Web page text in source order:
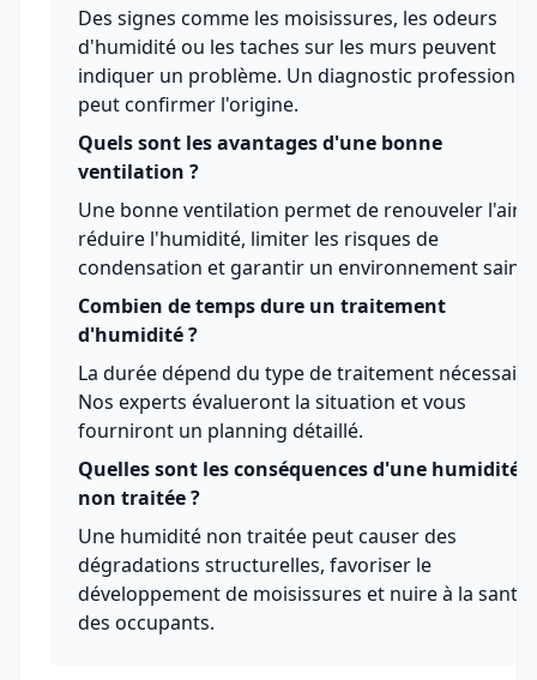
Des signes comme les moisissures, les odeurs
d'humidité ou les taches sur les murs peuvent
indiquer un problème. Un diagnostic
peut confirmer l'origine.
Quels sont les avantages d'une bonne
ventilation ?
Une bonne ventilation permet de renouveler l'air,
réduire l'humidité, limiter les risques de
condensation et garantir un environnement sain.
Combien de temps dure un traitement
d'humidité ?
La durée dépend du type de traitement
Nos experts évalueront la situation et vous
fourniront un planning détaillé.
Quelles sont les conséquences d'une humidité
non traitée ?
Une humidité non traitée peut causer des
dégradations structurelles, favoriser le
développement de moisissures et nuire à la santé
des occupants.